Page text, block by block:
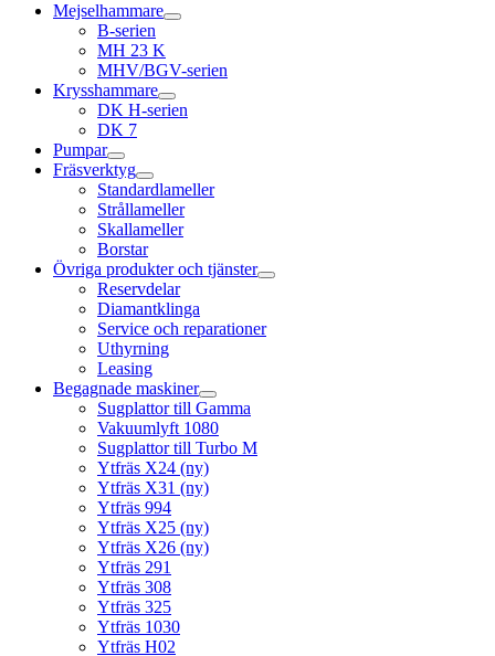
Mejselhammare
B-serien
MH 23 K
MHV/BGV-serien
Krysshammare
DK H-serien
DK 7
Pumpar
Fräsverktyg
Standardlameller
Strållameller
Skallameller
Borstar
Övriga produkter och tjänster
Reservdelar
Diamantklinga
Service och reparationer
Uthyrning
Leasing
Begagnade maskiner
Sugplattor till Gamma
Vakuumlyft 1080
Sugplattor till Turbo M
Ytfräs X24 (ny)
Ytfräs X31 (ny)
Ytfräs 994
Ytfräs X25 (ny)
Ytfräs X26 (ny)
Ytfräs 291
Ytfräs 308
Ytfräs 325
Ytfräs 1030
Ytfräs H02